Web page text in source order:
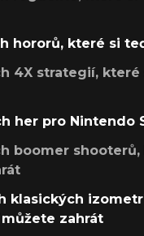
hororů, které si
4X strategií,
her pro Nintendo
boomer
klasických
zahrát